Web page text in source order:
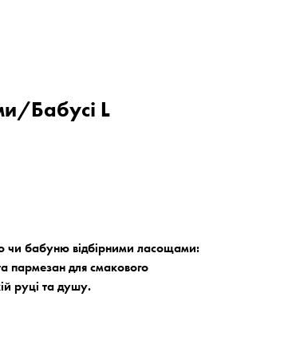
Бабусі L
бабуню відбірними ласощами:
пармезан для смакового
руці та душу.